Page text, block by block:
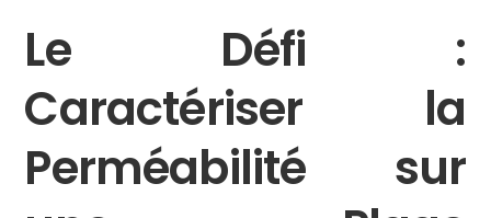
Le Défi :
Caractériser la
Perméabilité sur